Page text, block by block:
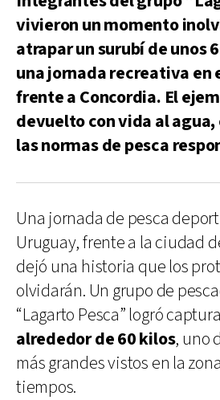
vivieron un momento
atrapar un surubí de unos
una jornada recreativa en
frente a Concordia. El
devuelto con vida al
las normas de pesca
Una jornada de pesca
Uruguay, frente a la ciudad
dejó una historia que los
olvidarán. Un grupo de
“Lagarto Pesca” logró
alrededor de 60 kilos, uno
más grandes vistos en la
tiempos.